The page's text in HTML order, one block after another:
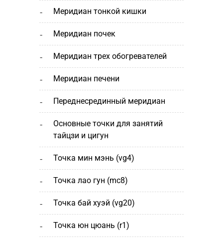
меридиан тонкой кишки
меридиан почек
меридиан трех обогревателей
меридиан печени
переднесрединный меридиан
основные точки для занятий
тайцзи и цигун
точка мин мэнь (vg4)
точка лао гун (mc8)
точка бай хуэй (vg20)
точка юн цюань (r1)